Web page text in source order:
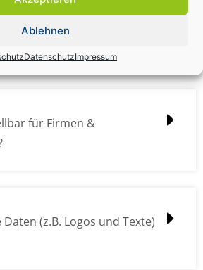
Ablehnen
DatenschutzImpressum
/ Profidatencheck
für Firmen &
(z.B. Logos und Texte)